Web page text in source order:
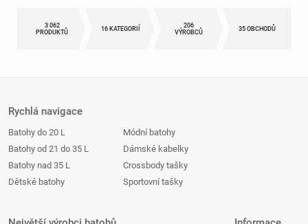
3 062
PRODUKTŮ
16 KATEGORIÍ
206
VÝROBCŮ
35 OBCHODŮ
Rychlá navigace
Batohy do 20 L
Batohy od 21 do 35 L
Batohy nad 35 L
Dětské batohy
Módní batohy
Dámské kabelky
Crossbody tašky
Sportovní tašky